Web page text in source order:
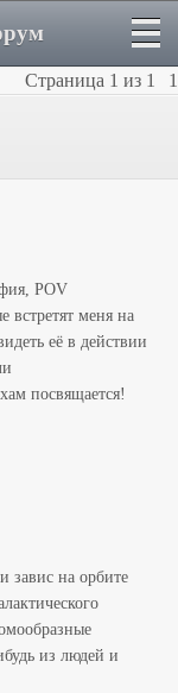
Страница 1 из 1 1
POV
встретят меня на
её в действии
посвящается!
завис на орбите
из людей и